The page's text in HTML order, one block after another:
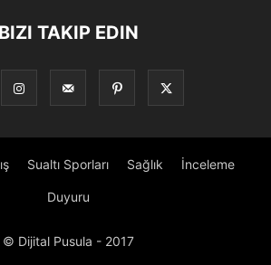
BIZI TAKIP EDIN
Sualtı Sporları Sağlık İnceleme
Duyuru
© Dijital Pusula - 2017